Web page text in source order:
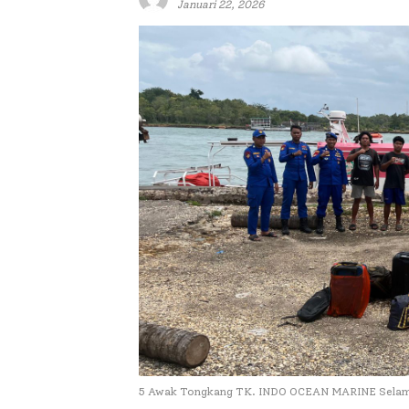
Januari 22, 2026
5 Awak Tongkang TK. INDO OCEAN MARINE